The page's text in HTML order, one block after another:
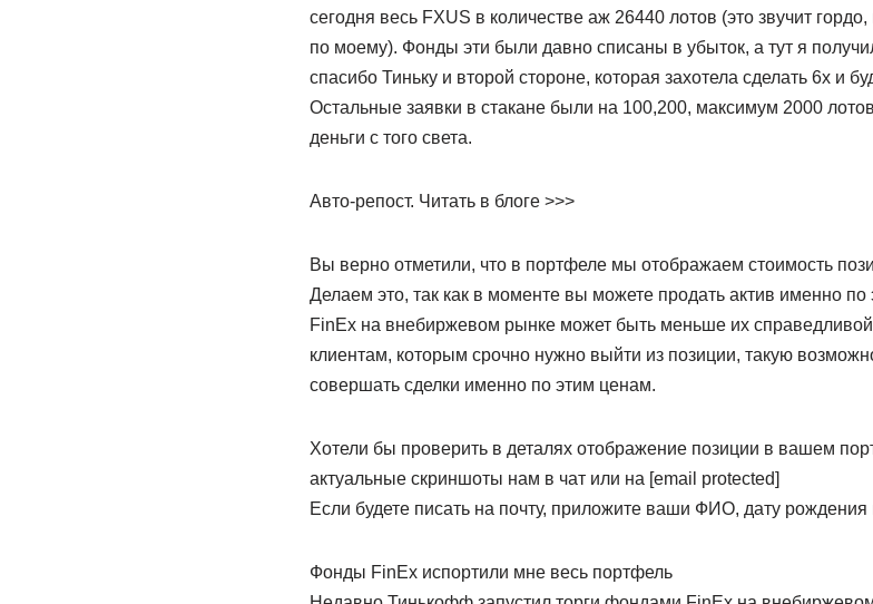
сегодня весь FXUS в количестве аж 26440 лотов (это звучит
по моему). Фонды эти были давно списаны в убыток, а тут я
спасибо Тиньку и второй стороне, которая захотела сделать 6x и
Остальные заявки в стакане были на 100,200, максимум 2000
деньги с того света.
Авто-репост. Читать в блоге >>>
Вы верно отметили, что в портфеле мы отображаем стоимость
Делаем это, так как в моменте вы можете продать актив именно
FinEx на внебиржевом рынке может быть меньше их
клиентам, которым срочно нужно выйти из позиции, такую
совершать сделки именно по этим ценам.
Хотели бы проверить в деталях отображение позиции в вашем
актуальные скриншоты нам в чат или на [email protected]
Если будете писать на почту, приложите ваши ФИО, дату рождения
Фонды FinEx испортили мне весь портфель